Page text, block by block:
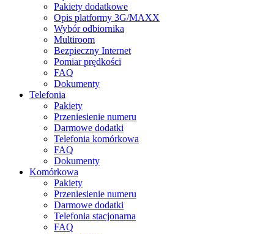
Pakiety dodatkowe
Opis platformy 3G/MAXX
Wybór odbiornika
Multiroom
Bezpieczny Internet
Pomiar prędkości
FAQ
Dokumenty
Telefonia
Pakiety
Przeniesienie numeru
Darmowe dodatki
Telefonia komórkowa
FAQ
Dokumenty
Komórkowa
Pakiety
Przeniesienie numeru
Darmowe dodatki
Telefonia stacjonarna
FAQ